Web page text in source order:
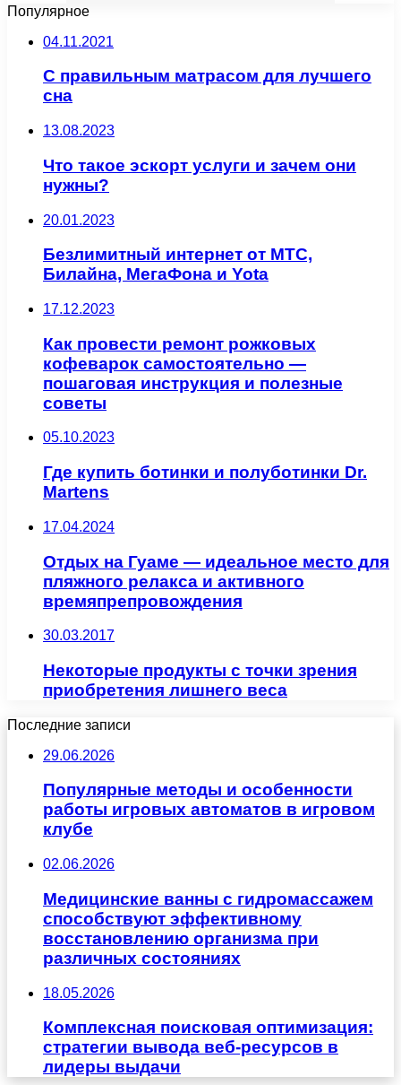
Популярное
04.11.2021
С правильным матрасом для лучшего
сна
13.08.2023
Что такое эскорт услуги и зачем они
нужны?
20.01.2023
Безлимитный интернет от МТС,
Билайна, МегаФона и Yota
17.12.2023
Как провести ремонт рожковых
кофеварок самостоятельно —
пошаговая инструкция и полезные
советы
05.10.2023
Где купить ботинки и полуботинки Dr.
Martens
17.04.2024
Отдых на Гуаме — идеальное место для
пляжного релакса и активного
времяпрепровождения
30.03.2017
Некоторые продукты с точки зрения
приобретения лишнего веса
Последние записи
29.06.2026
Популярные методы и особенности
работы игровых автоматов в игровом
клубе
02.06.2026
Медицинские ванны с гидромассажем
способствуют эффективному
восстановлению организма при
различных состояниях
18.05.2026
Комплексная поисковая оптимизация:
стратегии вывода веб-ресурсов в
лидеры выдачи